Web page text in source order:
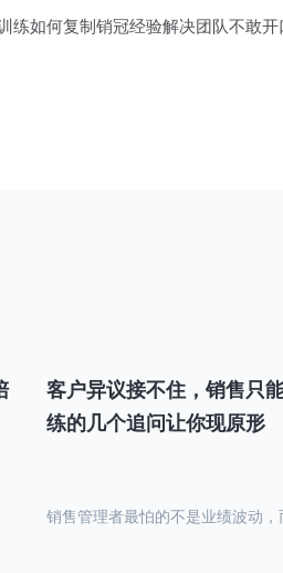
练如何复制销冠经验解决团队不敢开
客户异议接不住，销售只
练的几个追问让你现原形
销售管理者最怕的不是业绩波动，